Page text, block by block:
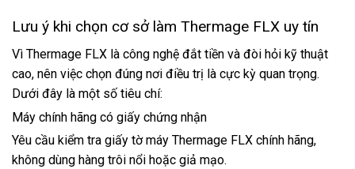
Lưu ý khi chọn cơ sở làm Thermage FLX uy tín
Vì Thermage FLX là công nghệ đắt tiền và đòi hỏi kỹ thuật
cao, nên việc chọn đúng nơi điều trị là cực kỳ quan trọng.
Dưới đây là một số tiêu chí:
Máy chính hãng có giấy chứng nhận
Yêu cầu kiểm tra giấy tờ máy Thermage FLX chính hãng,
không dùng hàng trôi nổi hoặc giả mạo.